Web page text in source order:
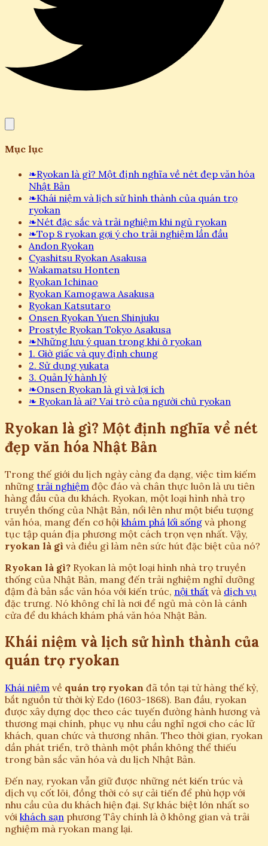
Mục lục
❧Ryokan là gì? Một định nghĩa về nét đẹp văn hóa
Nhật Bản
❧Khái niệm và lịch sử hình thành của quán trọ
ryokan
❧Nét đặc sắc và trải nghiệm khi ngủ ryokan
❧Top 8 ryokan gợi ý cho trải nghiệm lần đầu
Andon Ryokan
Cyashitsu Ryokan Asakusa
Wakamatsu Honten
Ryokan Ichinao
Ryokan Kamogawa Asakusa
Ryokan Katsutaro
Onsen Ryokan Yuen Shinjuku
Prostyle Ryokan Tokyo Asakusa
❧Những lưu ý quan trọng khi ở ryokan
1. Giờ giấc và quy định chung
2. Sử dụng yukata
3. Quản lý hành lý
❧Onsen Ryokan là gì và lợi ích
❧ Ryokan là ai? Vai trò của người chủ ryokan
Ryokan là gì? Một định nghĩa về nét
đẹp văn hóa Nhật Bản
Trong thế giới du lịch ngày càng đa dạng, việc tìm kiếm
những trải nghiệm độc đáo và chân thực luôn là ưu tiên
hàng đầu của du khách. Ryokan, một loại hình nhà trọ
truyền thống của Nhật Bản, nổi lên như một biểu tượng
văn hóa, mang đến cơ hội khám phá lối sống và phong
tục tập quán địa phương một cách trọn vẹn nhất. Vậy,
ryokan là gì và điều gì làm nên sức hút đặc biệt của nó?
Ryokan là gì? Ryokan là một loại hình nhà trọ truyền
thống của Nhật Bản, mang đến trải nghiệm nghỉ dưỡng
đậm đà bản sắc văn hóa với kiến trúc, nội thất và dịch vụ
đặc trưng. Nó không chỉ là nơi để ngủ mà còn là cánh
cửa để du khách khám phá văn hóa Nhật Bản.
Khái niệm và lịch sử hình thành của
quán trọ ryokan
Khái niệm về quán trọ ryokan đã tồn tại từ hàng thế kỷ,
bắt nguồn từ thời kỳ Edo (1603-1868). Ban đầu, ryokan
được xây dựng dọc theo các tuyến đường hành hương và
thương mại chính, phục vụ nhu cầu nghỉ ngơi cho các lữ
khách, quan chức và thương nhân. Theo thời gian, ryokan
dần phát triển, trở thành một phần không thể thiếu
trong bản sắc văn hóa và du lịch Nhật Bản.
Đến nay, ryokan vẫn giữ được những nét kiến trúc và
dịch vụ cốt lõi, đồng thời có sự cải tiến để phù hợp với
nhu cầu của du khách hiện đại. Sự khác biệt lớn nhất so
với khách sạn phương Tây chính là ở không gian và trải
nghiệm mà ryokan mang lại.